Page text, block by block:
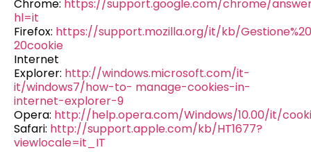
Chrome: https://support.google.com/chrome/
hl=it
Firefox: https://support.mozilla.org/it/kb/
20cookie
Internet
Explorer: http://windows.microsoft.com/it-
it/windows7/how-to- manage-cookies-in-
internet-explorer-9
Opera: http://help.opera.com/Windows/10.00/it/
Safari: http://support.apple.com/kb/HT1677?
viewlocale=it_IT